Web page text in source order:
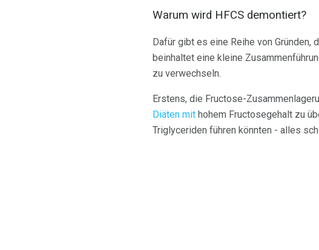
Warum wird HFCS demontiert?
Dafür gibt es eine Reihe von Gründen,
beinhaltet eine kleine
zu verwechseln.
Erstens, die Fructose-
Diäten mit hohem Fructosegehalt zu
Triglyceriden führen könnten - alles